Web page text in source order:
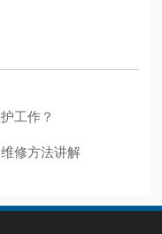
工作？
修方法讲解